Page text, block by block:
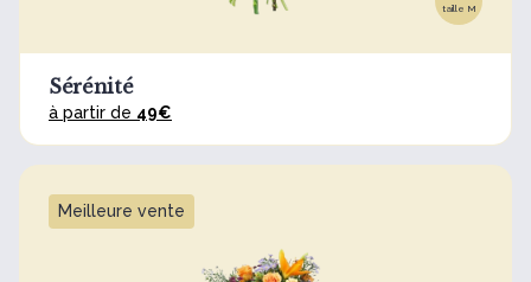
taille M
Sérénité
à partir de 49€
Meilleure vente